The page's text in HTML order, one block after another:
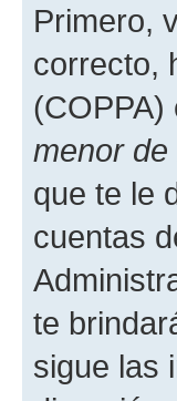
Primero,
correcto,
menor de
que te le
cuentas
te
sigue las